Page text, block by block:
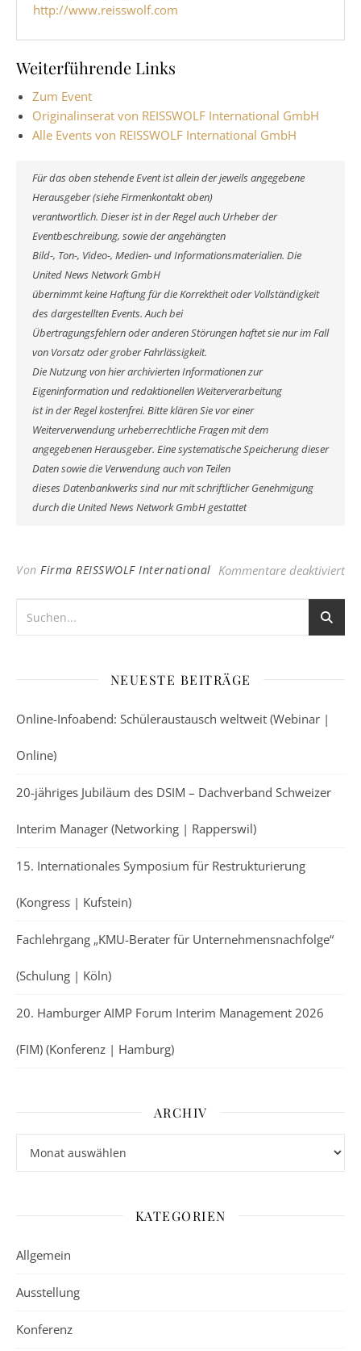
http://www.reisswolf.com
Weiterführende Links
Zum Event
Originalinserat von REISSWOLF International GmbH
Alle Events von REISSWOLF International GmbH
Für das oben stehende Event ist allein der jeweils angegebene
Herausgeber (siehe Firmenkontakt oben)
verantwortlich. Dieser ist in der Regel auch Urheber der
Eventbeschreibung, sowie der angehängten
Bild-, Ton-, Video-, Medien- und Informationsmaterialien. Die
United News Network GmbH
übernimmt keine Haftung für die Korrektheit oder Vollständigkeit
des dargestellten Events. Auch bei
Übertragungsfehlern oder anderen Störungen haftet sie nur im Fall
von Vorsatz oder grober Fahrlässigkeit.
Die Nutzung von hier archivierten Informationen zur
Eigeninformation und redaktionellen Weiterverarbeitung
ist in der Regel kostenfrei. Bitte klären Sie vor einer
Weiterverwendung urheberrechtliche Fragen mit dem
angegebenen Herausgeber. Eine systematische Speicherung dieser
Daten sowie die Verwendung auch von Teilen
dieses Datenbankwerks sind nur mit schriftlicher Genehmigung
durch die United News Network GmbH gestattet
Von Firma REISSWOLF International Kommentare deaktiviertfür
NEUESTE BEITRÄGE
Online-Infoabend: Schüleraustausch weltweit (Webinar |
Online)
20-jähriges Jubiläum des DSIM – Dachverband Schweizer
Interim Manager (Networking | Rapperswil)
15. Internationales Symposium für Restrukturierung
(Kongress | Kufstein)
Fachlehrgang „KMU-Berater für Unternehmensnachfolge“
(Schulung | Köln)
20. Hamburger AIMP Forum Interim Management 2026
(FIM) (Konferenz | Hamburg)
ARCHIV
KATEGORIEN
Allgemein
Ausstellung
Konferenz